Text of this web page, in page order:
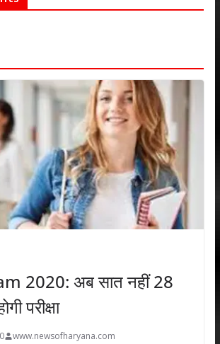
2020: अब सात नहीं 28
परीक्षा
www.newsofharyana.com